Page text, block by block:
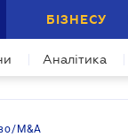
БІЗНЕСУ
Аналітика
M&A